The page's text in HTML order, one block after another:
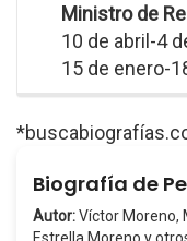
Ministro de
10 de abril-4
15 de enero-
Biografía de
Autor:Víctor Moreno,